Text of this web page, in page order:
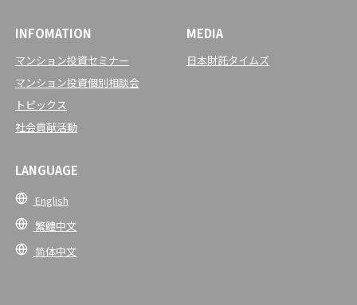
INFOMATION
マンション投資セミナー
マンション投資個別相談会
トピックス
社会貢献活動
MEDIA
日本財託タイムズ
LANGUAGE
English
繁體中文
简体中文